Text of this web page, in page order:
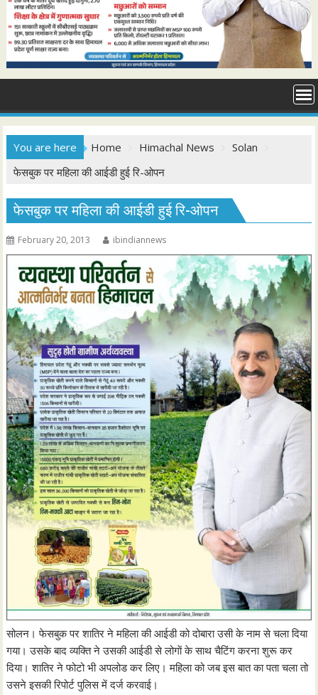
You are here Home Himachal News
Solan
फेसबुक पर महिला की आईडी हुई रि-ओपन
फेसबुक पर महिला की आईडी हुई रि-ओपन
February 20, 2013 ibindiannews
सोलन। फेसबुक पर शातिर ने महिला की आईडी को दोबारा उसी के नाम से चला दिया
गया। उसके बाद व्यक्ति ने उसकी आईडी से लोगाें के साथ चैटिंग करना शुरू कर
दिया। शातिर ने फोटो भी अपलोड कर लिए। महिला को जब इस बात का पता चला तो
उसने इसकी रिपोर्ट पुलिस में दर्ज करवाई।